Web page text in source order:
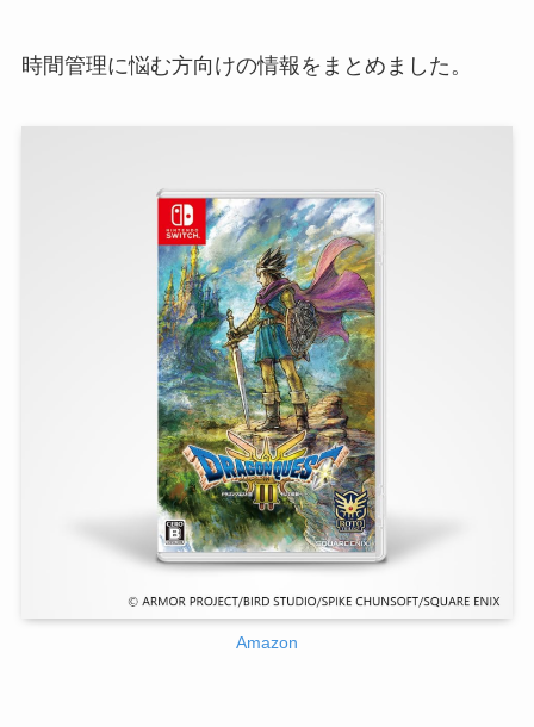
時間管理に悩む方向けの情報をまとめました。
Amazon